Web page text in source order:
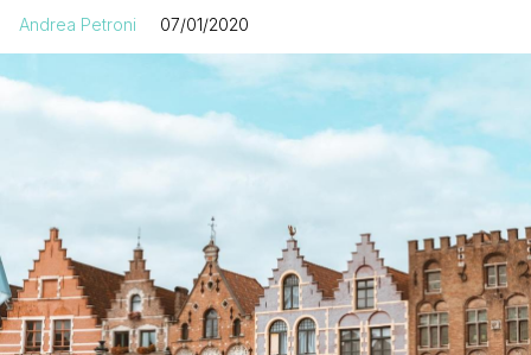
Andrea Petroni 07/01/2020